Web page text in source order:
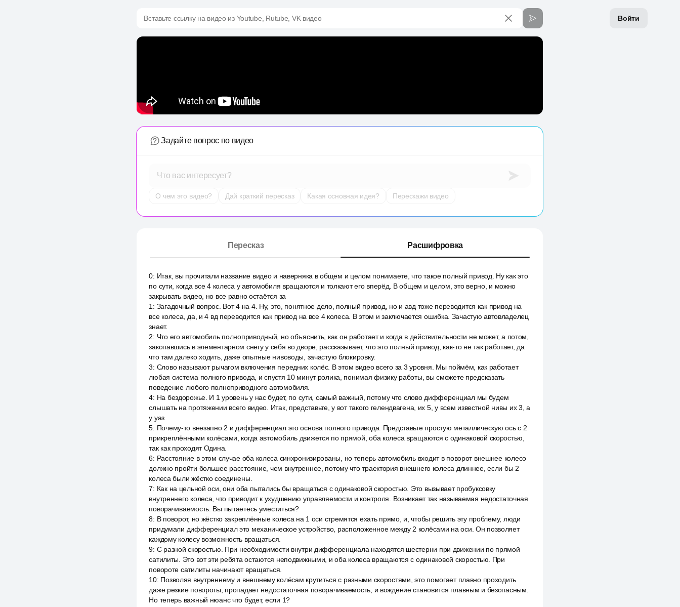
Войти
Вставьте ссылку на видео из Youtube, Rutube, VK видео
Задайте вопрос по видео
Что вас интересует?
О чем это видео? Дай краткий пересказ Какая основная идея? Перескажи видео
Пересказ Расшифровка
0: Итак, вы прочитали название видео и наверняка в общем и целом понимаете, что такое полный привод. Ну как это
по сути, когда все 4 колеса у автомобиля вращаются и толкают его вперёд. В общем и целом, это верно, и можно
закрывать видео, но все равно остаётся за
1 : Загадочный вопрос. Вот 4 на 4. Ну, это, понятное дело, полный привод, но и авд тоже переводится как привод на
все колеса, да, и 4 вд переводится как привод на все 4 колеса. В этом и заключается ошибка. Зачастую автовладелец
знает.
2: Что его автомобиль полноприводный, но объяснить, как он работает и когда в действительности не может, а потом,
закопавшись в элементарном снегу у себя во дворе, рассказывает, что это полный привод, как-то не так работает, да
что там далеко ходить, даже опытные нивоводы, зачастую блокировку.
3: Слово называют рычагом включения передних колёс. В этом видео всего за 3 уровня. Мы поймём, как работает
любая система полного привода, и спустя 10 минут ролика, понимая физику работы, вы сможете предсказать
поведение любого полноприводного автомобиля.
4: На бездорожье. И 1 уровень у нас будет, по сути, самый важный, потому что слово дифференциал мы будем
слышать на протяжении всего видео. Итак, представьте, у вот такого гелендвагена, их 5, у всем известной нивы их 3, а
у уаз
5: Почему-то внезапно 2 и дифференциал это основа полного привода. Представьте простую металлическую ось с 2
прикреплёнными колёсами, когда автомобиль движется по прямой, оба колеса вращаются с одинаковой скоростью,
так как проходят Одина.
6: Расстояние в этом случае оба колеса синхронизированы, но теперь автомобиль входит в поворот внешнее колесо
должно пройти большее расстояние, чем внутреннее, потому что траектория внешнего колеса длиннее, если бы 2
колеса были жёстко соединены.
7: Как на цельной оси, они оба пытались бы вращаться с одинаковой скоростью. Это вызывает пробуксовку
внутреннего колеса, что приводит к ухудшению управляемости и контроля. Возникает так называемая недостаточная
поворачиваемость. Вы пытаетесь уместиться?
8: В поворот, но жёстко закреплённые колеса на 1 оси стремятся ехать прямо, и, чтобы решить эту проблему, люди
придумали дифференциал это механическое устройство, расположенное между 2 колёсами на оси. Он позволяет
каждому колесу возможность вращаться.
9: С разной скоростью. При необходимости внутри дифференциала находятся шестерни при движении по прямой
сатилиты. Это вот эти ребята остаются неподвижными, и оба колеса вращаются с одинаковой скоростью. При
повороте сатилиты начинают вращаться.
10: Позволяя внутреннему и внешнему колёсам крутиться с разными скоростями, это помогает плавно проходить
даже резкие повороты, пропадает недостаточная поворачиваемость, и вождение становится плавным и безопасным.
Но теперь важный нюанс что будет, если 1?